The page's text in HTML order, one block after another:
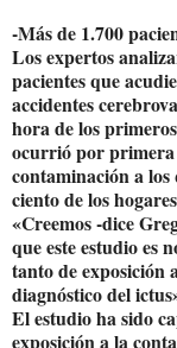
-Más de 1.700
Los expertos
pacientes que
accidentes
hora de los
ocurrió por primera
contaminación a los
ciento de los
«Creemos -dice
que este estudio es
tanto de exposición
diagnóstico del
El estudio ha sido
exposición a la